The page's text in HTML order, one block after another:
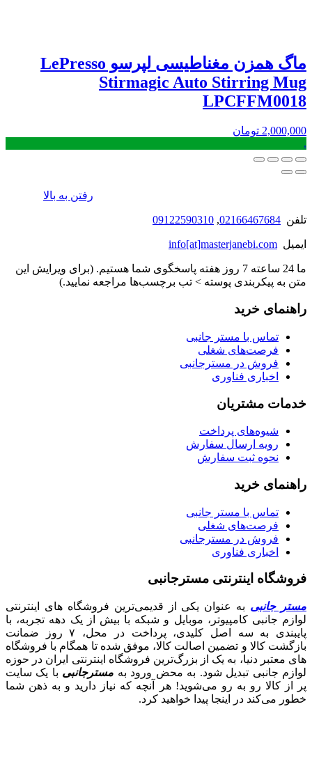
ماگ همزن مغناطیسی لپرسو LePresso
Stirmagic Auto Stirring Mug
LPCFFM0018
2,000,000 تومان
.
رفتن به بالا
تلفن 02166467684
,
09122590310
ایمیل info[at]masterjanebi.com
ما 24 ساعته 7 روز هفته پاسخگوی شما هستیم. (برای ویرایش این
متن به پیکربندی پوسته > تب برچسب‌ها مراجعه نمایید.)
راهنمای خرید
تماس با مستر جانبی
فرصت‌های شغلی
فروش در مسترجانبی
اخباری فناوری
خدمات مشتریان
شیوه‌های پرداخت
رویه ارسال سفارش
نحوه ثبت سفارش
راهنمای خرید
تماس با مستر جانبی
فرصت‌های شغلی
فروش در مسترجانبی
اخباری فناوری
فروشگاه اینترنتی مسترجانبی
مستر جانبی به عنوان یکی از قدیمی‌ترین فروشگاه های اینترنتی
لوازم جانبی کامپیوتر، موبایل و شبکه با بیش از یک دهه تجربه، با
پایبندی به سه اصل کلیدی، پرداخت در محل، ۷ روز ضمانت
بازگشت کالا و تضمین اصالت کالا، موفق شده تا همگام با فروشگاه‌
های معتبر دنیا، به یک از بزرگ‌ترین فروشگاه اینترنتی ایران در حوزه
لوازم جانبی تبدیل شود. به محض ورود به مسترجانبی با یک سایت
پر از کالا رو به رو می‌شوید! هر آنچه که نیاز دارید و به ذهن شما
خطور می‌کند در اینجا پیدا خواهید کرد.